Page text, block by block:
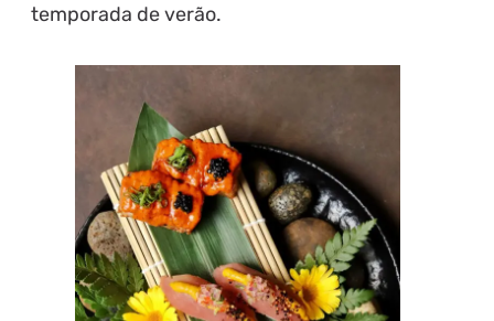
temporada de verão.